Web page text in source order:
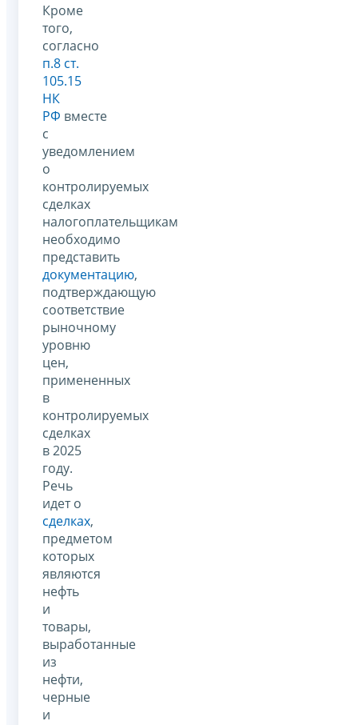
Кроме
того,
согласно
п.8 ст.
105.15
НК
РФ вместе
с
уведомлением
о
контролируемых
сделках
налогоплательщикам
необходимо
представить
документацию,
подтверждающую
соответствие
рыночному
уровню
цен,
примененных
в
контролируемых
сделках
в 2025
году.
Речь
идет о
сделках,
предметом
которых
являются
нефть
и
товары,
выработанные
из
нефти,
черные
и